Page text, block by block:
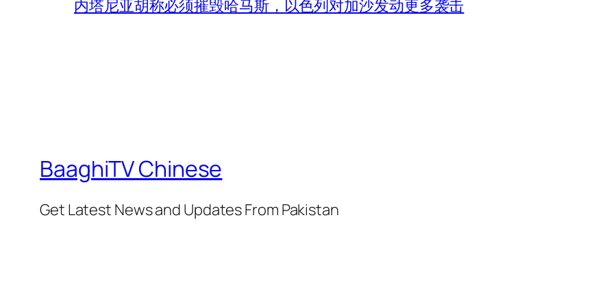
内塔尼亚胡称必须摧毁哈马斯，以色列对加沙发动更多袭击
BaaghiTV Chinese
Get Latest News and Updates From Pakistan